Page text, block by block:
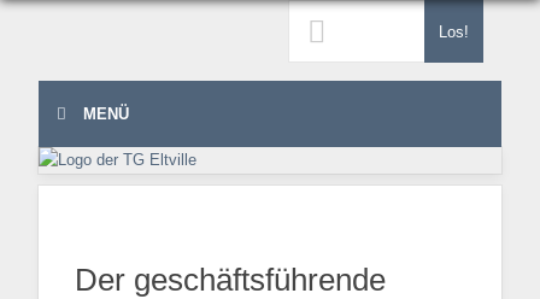
Los!
MENÜ
Der geschäftsführende